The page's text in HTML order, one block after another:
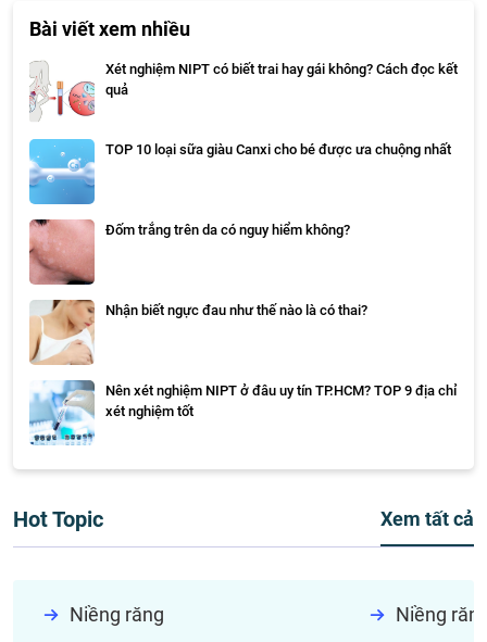
Bài viết xem nhiều
Xét nghiệm NIPT có biết trai hay gái không? Cách đọc kết
quả
TOP 10 loại sữa giàu Canxi cho bé được ưa chuộng nhất
Đốm trắng trên da có nguy hiểm không?
Nhận biết ngực đau như thế nào là có thai?
Nên xét nghiệm NIPT ở đâu uy tín TP.HCM? TOP 9 địa chỉ
xét nghiệm tốt
Hot Topic Xem tất cả
Niềng răng Niềng